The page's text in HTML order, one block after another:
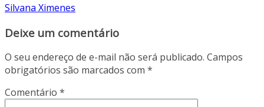
Silvana Ximenes
Deixe um comentário
O seu endereço de e-mail não será publicado. Campos
obrigatórios são marcados com *
Comentário *